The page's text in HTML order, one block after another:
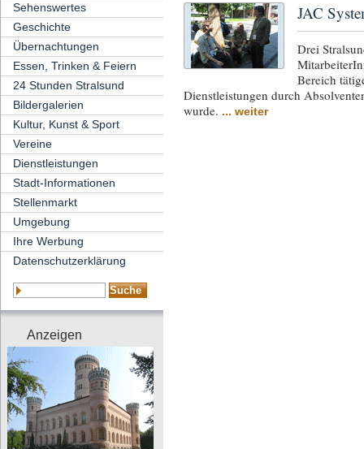
Sehenswertes
Geschichte
Übernachtungen
Essen, Trinken & Feiern
24 Stunden Stralsund
Bildergalerien
Kultur, Kunst & Sport
Vereine
Dienstleistungen
Stadt-Informationen
Stellenmarkt
Umgebung
Ihre Werbung
Datenschutzerklärung
Anzeigen
JAC
Drei
Bereich
Dienstleistungen durch
wurde. ... weiter